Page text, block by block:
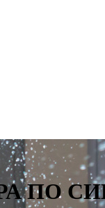
ПО